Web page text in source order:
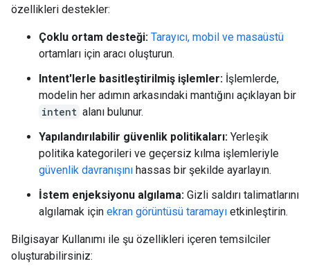
özellikleri destekler:
Çoklu ortam desteği: Tarayıcı, mobil ve masaüstü
ortamları için aracı oluşturun.
Intent'lerle basitleştirilmiş işlemler: İşlemlerde,
modelin her adımın arkasındaki mantığını açıklayan bir
intent alanı bulunur.
Yapılandırılabilir güvenlik politikaları: Yerleşik
politika kategorileri ve geçersiz kılma işlemleriyle
güvenlik davranışını hassas bir şekilde ayarlayın.
İstem enjeksiyonu algılama: Gizli saldırı talimatlarını
algılamak için ekran görüntüsü taramayı etkinleştirin.
Bilgisayar Kullanımı ile şu özellikleri içeren temsilciler
oluşturabilirsiniz: